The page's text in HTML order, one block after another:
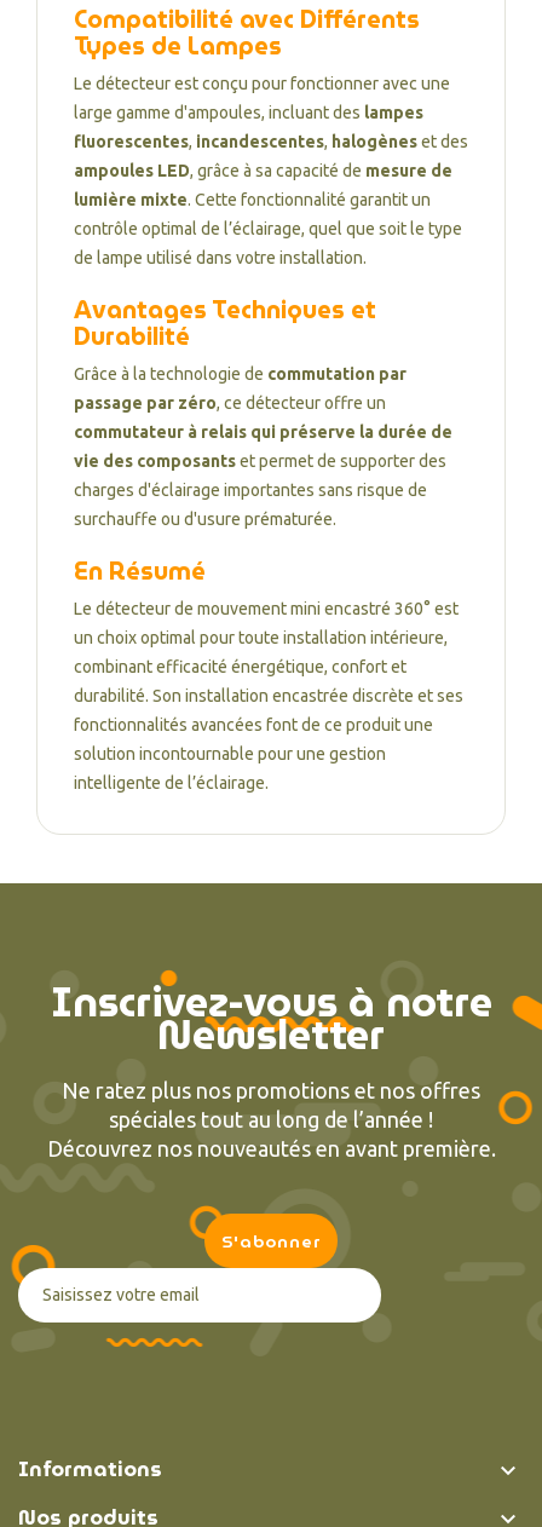
Compatibilité avec Différents
Types de Lampes
Le détecteur est conçu pour fonctionner avec une
large gamme d'ampoules, incluant des lampes
fluorescentes, incandescentes, halogèneset des
ampoules LED, grâce à sa capacité de mesure de
lumière mixte. Cette fonctionnalité garantit un
contrôle optimal de l’éclairage, quel que soit le type
de lampe utilisé dans votre installation.
Avantages Techniques et
Durabilité
Grâce à la technologie de commutation par
passage par zéro, ce détecteur offre un
commutateur à relais qui préserve la durée de
vie des composantset permet de supporter des
charges d'éclairage importantes sans risque de
surchauffe ou d'usure prématurée.
En Résumé
Le détecteur de mouvement mini encastré 360° est
un choix optimal pour toute installation intérieure,
combinant efficacité énergétique, confort et
durabilité. Son installation encastrée discrète et ses
fonctionnalités avancées font de ce produit une
solution incontournable pour une gestion
intelligente de l’éclairage.
Inscrivez-vous à notre
Newsletter
Ne ratez plus nos promotions et nos offres
spéciales tout au long de l’année !
Découvrez nos nouveautés en avant première.
Informations 
Nos produits 